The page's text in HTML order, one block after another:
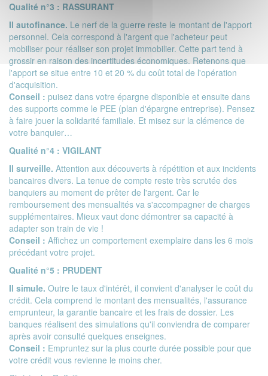
Qualité n°3 : RASSURANT
Il autofinance. Le nerf de la guerre reste le montant de l'apport
personnel. Cela correspond à l'argent que l'acheteur peut
mobiliser pour réaliser son projet immobilier. Cette part tend à
grossir en raison des incertitudes économiques. Retenons que
l'apport se situe entre 10 et 20 % du coût total de l'opération
d'acquisition.
Conseil : puisez dans votre épargne disponible et ensuite dans
des supports comme le PEE (plan d'épargne entreprise). Pensez
à faire jouer la solidarité familiale. Et misez sur la clémence de
votre banquier…
Qualité n°4 : VIGILANT
Il surveille. Attention aux découverts à répétition et aux incidents
bancaires divers. La tenue de compte reste très scrutée des
banquiers au moment de prêter de l'argent. Car le
remboursement des mensualités va s'accompagner de charges
supplémentaires. Mieux vaut donc démontrer sa capacité à
adapter son train de vie !
Conseil : Affichez un comportement exemplaire dans les 6 mois
précédant votre projet.
Qualité n°5 : PRUDENT
Il simule. Outre le taux d'intérêt, il convient d'analyser le coût du
crédit. Cela comprend le montant des mensualités, l'assurance
emprunteur, la garantie bancaire et les frais de dossier. Les
banques réalisent des simulations qu'il conviendra de comparer
après avoir consulté quelques enseignes.
Conseil : Empruntez sur la plus courte durée possible pour que
votre crédit vous revienne le moins cher.